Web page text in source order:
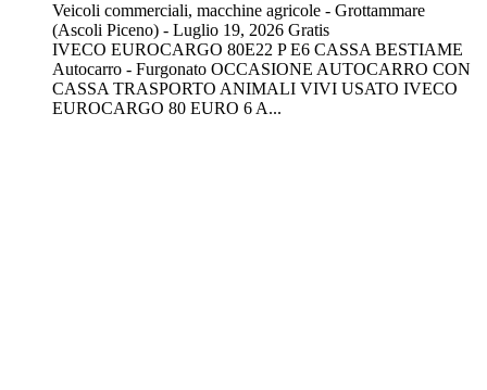
Veicoli commerciali, macchine agricole - Grottammare
(Ascoli Piceno) - Luglio 19, 2026 Gratis
IVECO EUROCARGO 80E22 P E6 CASSA BESTIAME
Autocarro - Furgonato OCCASIONE AUTOCARRO CON
CASSA TRASPORTO ANIMALI VIVI USATO IVECO
EUROCARGO 80 EURO 6 A...